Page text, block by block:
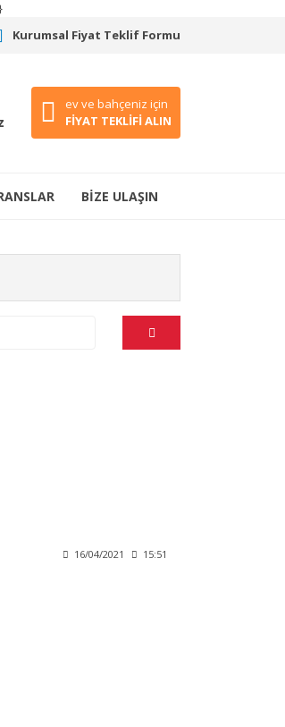
Kurumsal Fiyat Teklif Formu
ev ve bahçeniz için
FİYAT TEKLİFİ ALIN
BİZE ULAŞIN
16/04/2021 15:51